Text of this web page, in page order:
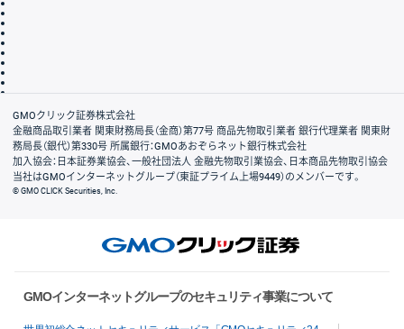
会社案内
GMOクリック証券株式会社
金融商品取引業者 関東財務局長（金商）第77号 商品先物取引業者 銀行代理業者 関東財
務局長（銀代）第330号 所属銀行：GMOあおぞらネット銀行株式会社
加入協会：日本証券業協会、一般社団法人 金融先物取引業協会、日本商品先物取引協会
当社はGMOインターネットグループ（東証プライム上場9449）のメンバーです。
© GMO CLICK Securities, Inc.
GMOインターネットグループのセキュリティ事業について